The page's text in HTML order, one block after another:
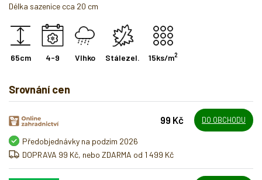
Délka sazenice cca 20 cm
65cm 4-9 Vlhko Stálezel. 15ks/m2
Srovnání cen
99 Kč DO OBCHODU
Předobjednávky na podzim 2026
DOPRAVA 99 Kč, nebo ZDARMA od 1 499 Kč